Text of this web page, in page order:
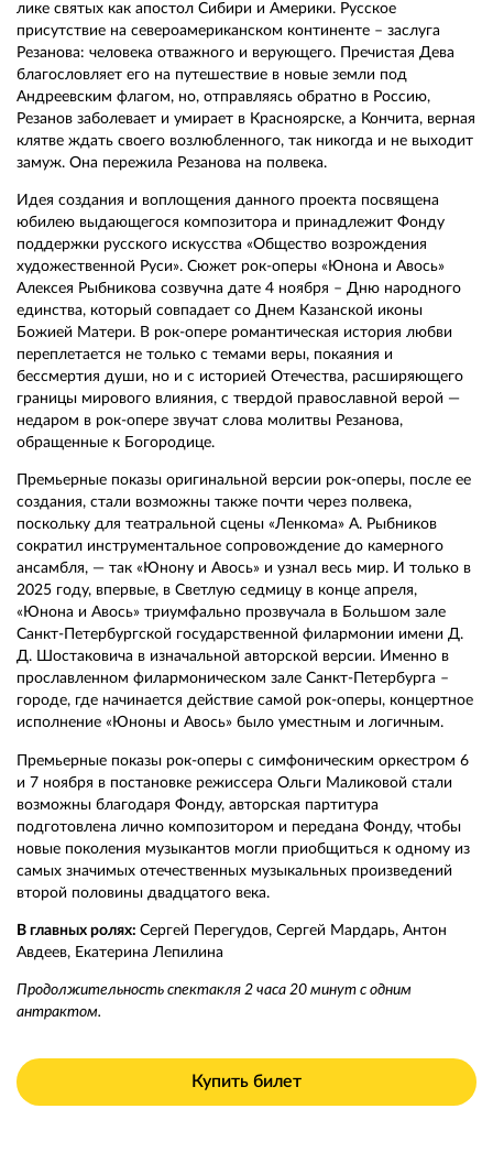
лике святых как апостол Сибири и Америки. Русское
присутствие на североамериканском континенте – заслуга
Резанова: человека отважного и верующего. Пречистая Дева
благословляет его на путешествие в новые земли под
Андреевским флагом, но, отправляясь обратно в Россию,
Резанов заболевает и умирает в Красноярске, а Кончита, верная
клятве ждать своего возлюбленного, так никогда и не выходит
замуж. Она пережила Резанова на полвека.
Идея создания и воплощения данного проекта посвящена
юбилею выдающегося композитора и принадлежит Фонду
поддержки русского искусства «Общество возрождения
художественной Руси». Сюжет рок-оперы «Юнона и Авось»
Алексея Рыбникова созвучна дате 4 ноября – Дню народного
единства, который совпадает со Днем Казанской иконы
Божией Матери. В рок-опере романтическая история любви
переплетается не только с темами веры, покаяния и
бессмертия души, но и с историей Отечества, расширяющего
границы мирового влияния, с твердой православной верой —
недаром в рок-опере звучат слова молитвы Резанова,
обращенные к Богородице.
Премьерные показы оригинальной версии рок-оперы, после ее
создания, стали возможны также почти через полвека,
поскольку для театральной сцены «Ленкома» А. Рыбников
сократил инструментальное сопровождение до камерного
ансамбля, — так «Юнону и Авось» и узнал весь мир. И только в
2025 году, впервые, в Светлую седмицу в конце апреля,
«Юнона и Авось» триумфально прозвучала в Большом зале
Санкт-Петербургской государственной филармонии имени Д.
Д. Шостаковича в изначальной авторской версии. Именно в
прославленном филармоническом зале Санкт-Петербурга –
городе, где начинается действие самой рок-оперы, концертное
исполнение «Юноны и Авось» было уместным и логичным.
Премьерные показы рок-оперы с симфоническим оркестром 6
и 7 ноября в постановке режиссера Ольги Маликовой стали
возможны благодаря Фонду, авторская партитура
подготовлена лично композитором и передана Фонду, чтобы
новые поколения музыкантов могли приобщиться к одному из
самых значимых отечественных музыкальных произведений
второй половины двадцатого века.
В главных ролях:Сергей Перегудов, Сергей Мардарь, Антон
Авдеев, Екатерина Лепилина
Продолжительность спектакля 2 часа 20 минут с одним
антрактом.
Купить билет